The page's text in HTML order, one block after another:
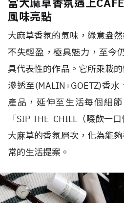
風味亮點
大麻草香氛的氣味， 綠意盎
不失輕盈，極具魅力，⾄今
具代表性的作品。它所乘載
滲透至(MALIN+GOETZ)香⽔
產品，延伸⾄⽣活每個細
「SIP THE CHILL
（啜飲一
⼤⿇草的香氛層次，化為能
常的⽣活提案。